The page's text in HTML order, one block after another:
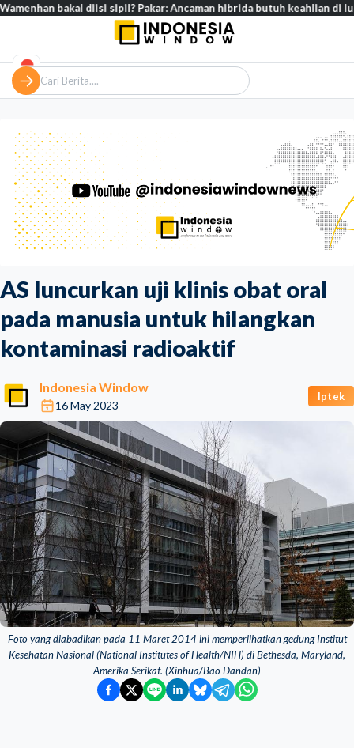
AS luncurkan uji klinis obat oral
pada manusia untuk hilangkan
kontaminasi radioaktif
Indonesia Window
16 May 2023
Iptek
Foto yang diabadikan pada 11 Maret 2014 ini memperlihatkan gedung Institut
Kesehatan Nasional (National Institutes of Health/NIH) di Bethesda, Maryland,
Amerika Serikat. (Xinhua/Bao Dandan)
bakal diisi sipil? Pakar: Ancaman hibrida butuh keahlian di luar militer